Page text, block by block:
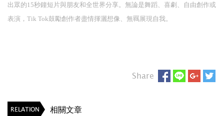
出眾的15秒鐘短片與朋友和全世界分享。無論是舞蹈、喜劇、自由創作或
表演，Tik Tok鼓勵創作者盡情揮灑想像、無羈展現 自我。
Share
RELATION 相關文章